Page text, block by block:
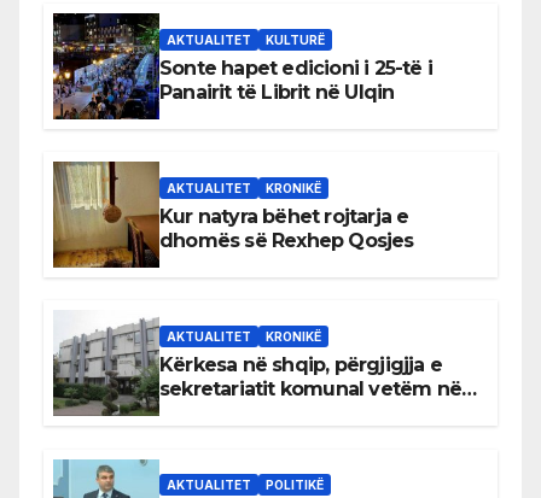
AKTUALITET KULTURË
Sonte hapet edicioni i 25-të i
Panairit të Librit në Ulqin
AKTUALITET KRONIKË
Kur natyra bëhet rojtarja e
dhomës së Rexhep Qosjes
AKTUALITET KRONIKË
Kërkesa në shqip, përgjigjja e
sekretariatit komunal vetëm në
AKTUALITET POLITIKË